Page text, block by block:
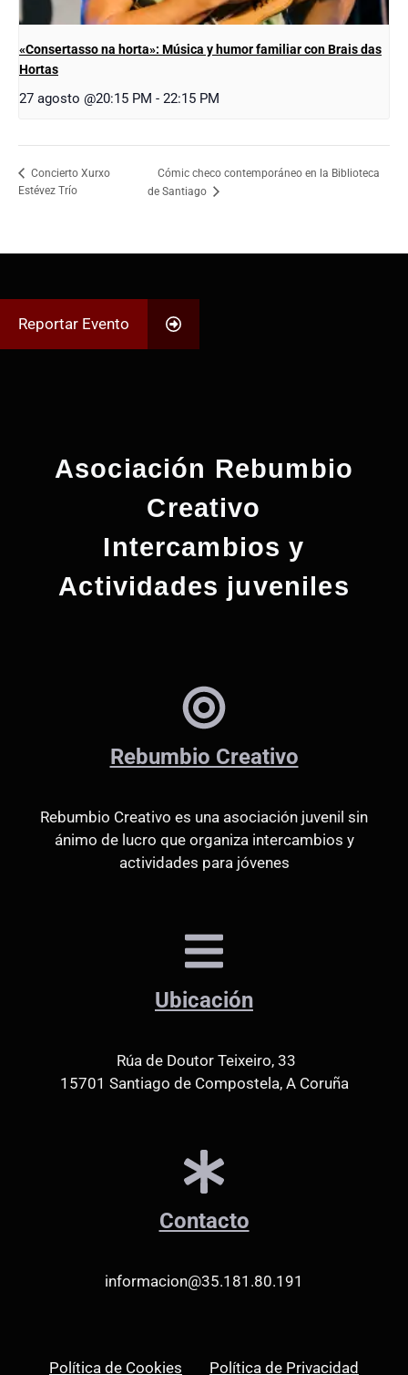
«Consertasso na horta»: Música y humor familiar con Brais das
Hortas
27 agosto @20:15 PM - 22:15 PM
Concierto Xurxo
Estévez Trío
Cómic checo contemporáneo en la Biblioteca
de Santiago
Reportar Evento
Asociación Rebumbio
Creativo
Intercambios y
Actividades juveniles
Rebumbio Creativo
Rebumbio Creativo es una asociación juvenil sin
ánimo de lucro que organiza intercambios y
actividades para jóvenes
Ubicación
Rúa de Doutor Teixeiro, 33
15701 Santiago de Compostela, A Coruña
Contacto
informacion@35.181.80.191
Política de Cookies Política de Privacidad